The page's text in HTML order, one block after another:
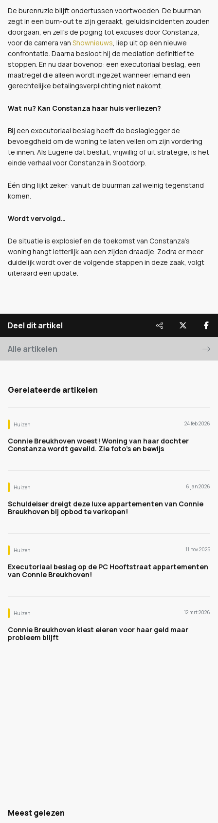
De burenruzie blijft ondertussen voortwoeden. De buurman
zegt in een burn-out te zijn geraakt, geluidsincidenten zouden
doorgaan, en zelfs de poging tot excuses door Constanza,
voor de camera van Shownieuws, liep uit op een nieuwe
confrontatie. Daarna besloot hij de mediation definitief te
stoppen. En nu daar bovenop: een executoriaal beslag, een
maatregel die alleen wordt ingezet wanneer iemand een
gerechtelijke betalingsverplichting niet nakomt.
Wat nu? Kan Constanza haar huis verliezen?
Bij een executoriaal beslag heeft de beslaglegger de
bevoegdheid om de woning te laten veilen om zijn vordering
te innen. Als Eugene dat besluit, vrijwillig of uit strategie, is het
einde verhaal voor Constanza in Slootdorp.
Één ding lijkt zeker: vanuit de buurman zal weinig tegenstand
komen.
Wordt vervolgd…
De situatie is explosief en de toekomst van Constanza’s
woning hangt letterlijk aan een zijden draadje. Zodra er meer
duidelijk wordt over de volgende stappen in deze zaak, volgt
uiteraard een update.
Deel dit artikel
Alle artikelen
Gerelateerde artikelen
Huizen 24 feb 2026
Connie Breukhoven woest! Woning van haar dochter
Constanza wordt geveild. Zie foto's en bewijs
Huizen 6 jan 2026
Schuldeiser dreigt deze luxe appartementen van Connie
Breukhoven bij opbod te verkopen!
Huizen 11 nov 2025
Executoriaal beslag op de PC Hooftstraat appartementen
van Connie Breukhoven!
Huizen 12 mrt 2026
Connie Breukhoven kiest eieren voor haar geld maar
probleem blijft
Meest gelezen